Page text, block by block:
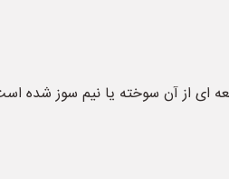
ای از آن سوخته یا نیم سوز شده